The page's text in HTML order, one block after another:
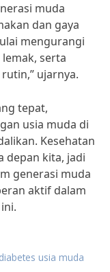
muda
dan gaya
mengurangi
serta
ujarnya.
tepat,
usia muda di
Kesehatan
depan kita, jadi
generasi muda
aktif dalam
usia muda